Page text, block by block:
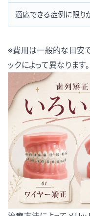
適応できる症例に限り
※費用は一般的な目安
ックによって異なります。